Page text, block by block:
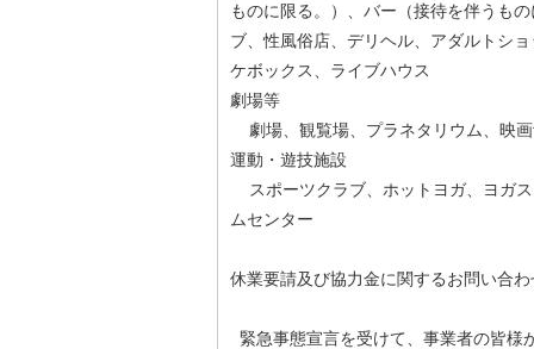
ものに限る。）、バー（接待を伴うも
ブ、性風俗店、デリヘル、アダルトシ
ケボックス、ライブハウス
劇場等
劇場、観覧場、プラネタリウム、映
運動・遊技施設
スポーツクラブ、ホットヨガ、ヨガ
ムセンター
休業要請及び協力金に関するお問い合わ
緊急事態宣言を受けて、事業者の皆様